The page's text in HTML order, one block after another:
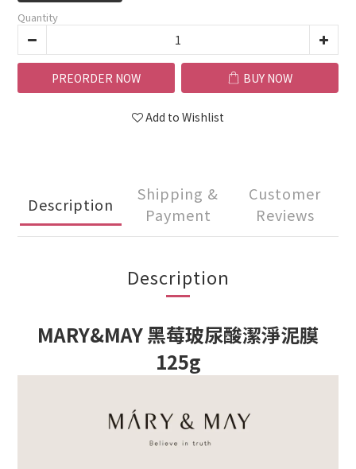
Quantity
PREORDER NOW BUY NOW
Add to Wishlist
Description
Shipping &
Payment
Customer
Reviews
Description
MARY&MAY 黑莓玻尿酸潔淨泥膜
125g